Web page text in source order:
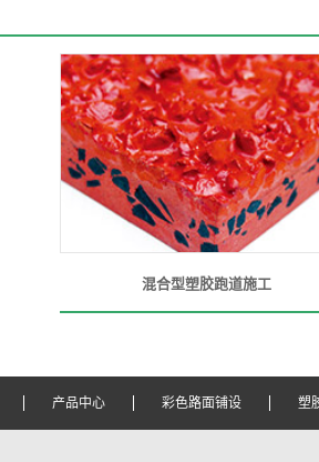
混合型塑胶跑道施工
产品中心 彩色路面铺设 塑